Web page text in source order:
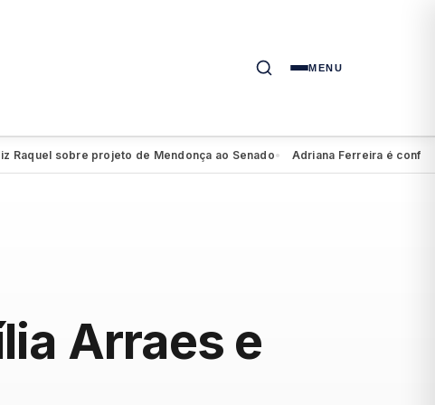
MENU
sobre projeto de Mendonça ao Senado● Adriana Ferreira é
Arraes e